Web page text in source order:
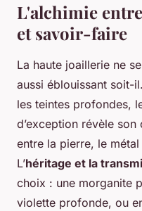
L'alchimie
et savoir-faire
La haute joaillerie ne
aussi éblouissant soit-
les teintes profondes,
d’exception révèle son
entre la pierre, le métal
L’héritage et la
choix : une morganite
violette profonde, ou